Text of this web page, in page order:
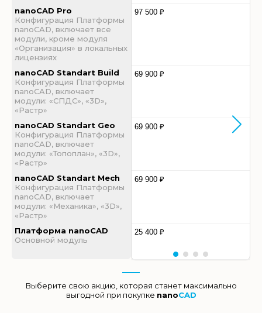
nanoCAD Pro
Конфигурация Платформы
nanoCAD, включает все
модули, кроме модуля
«Организация» в локальных
лицензиях
nanoCAD Standart Build
Конфигурация Платформы
nanoCAD, включает
модули: «СПДС», «3D»,
«Растр»
nanoCAD Standart Geo
Конфигурация Платформы
nanoCAD, включает
модули: «Топоплан», «3D»,
«Растр»
nanoCAD Standart Mech
Конфигурация Платформы
nanoCAD, включает
модули: «Механика», «3D»,
«Растр»
Платформа nanoCAD
Основной модуль
97 500 ₽
69 900 ₽
69 900 ₽
69 900 ₽
25 400 ₽
Выберите свою акцию, которая станет максимально
выгодной при покупке nanoCAD